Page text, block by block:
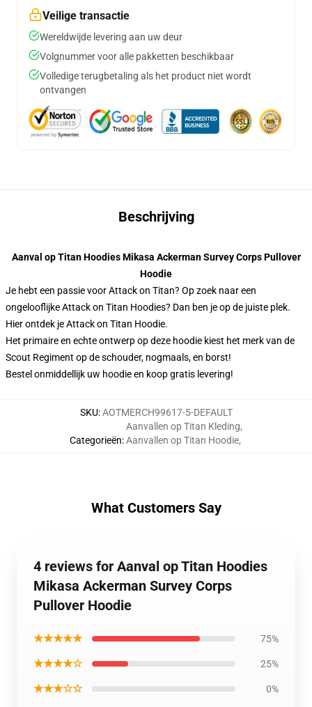
Veilige transactie
Wereldwijde levering aan uw deur
Volgnummer voor alle pakketten beschikbaar
Volledige terugbetaling als het product niet wordt
ontvangen
Beschrijving
Aanval op Titan Hoodies Mikasa Ackerman Survey Corps Pullover
Hoodie
Je hebt een passie voor Attack on Titan? Op zoek naar een
ongelooflijke Attack on Titan Hoodies? Dan ben je op de juiste plek.
Hier ontdek je Attack on Titan Hoodie.
Het primaire en echte ontwerp op deze hoodie kiest het merk van de
Scout Regiment op de schouder, nogmaals, en borst!
Bestel onmiddellijk uw hoodie en koop gratis levering!
SKU:AOTMERCH99617-5-DEFAULT
Categorieën:
Aanvallen op Titan Kleding,
Aanvallen op Titan Hoodie,
What Customers Say
4 reviews for Aanval op Titan Hoodies
Mikasa Ackerman Survey Corps
Pullover Hoodie
★★★★★ 75%
★★★★☆ 25%
★★★☆☆ 0%